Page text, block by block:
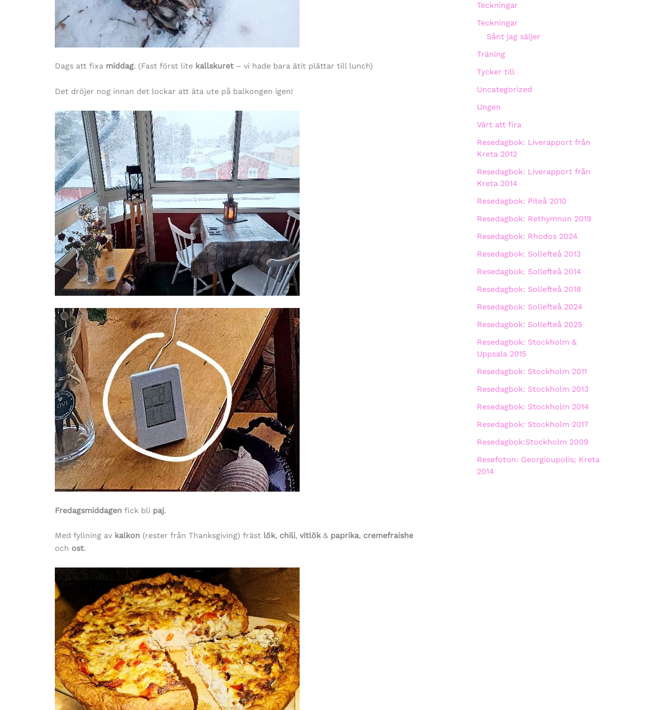
Dags att fixa middag. (Fast först lite kallskuret – vi hade bara ätit plättar till lunch)
Det dröjer nog innan det lockar att äta ute på balkongen igen!
Fredagsmiddagen fick bli paj.
Med fyllning av kalkon (rester från Thanksgiving) fräst lök, chili, vitlök& paprika, cremefraishe
och ost.
Teckningar
Teckningar
Sånt jag säljer
Träning
Tycker till
Uncategorized
Ungen
Värt att fira
Resedagbok: Liverapport från
Kreta 2012
Resedagbok: Liverapport från
Kreta 2014
Resedagbok: Piteå 2010
Resedagbok: Rethymnon 2019
Resedagbok: Rhodos 2024
Resedagbok: Sollefteå 2013
Resedagbok: Sollefteå 2014
Resedagbok: Sollefteå 2018
Resedagbok: Sollefteå 2024
Resedagbok: Sollefteå 2025
Resedagbok: Stockholm &
Uppsala 2015
Resedagbok: Stockholm 2011
Resedagbok: Stockholm 2013
Resedagbok: Stockholm 2014
Resedagbok: Stockholm 2017
Resedagbok:Stockholm 2009
Resefoton: Georgioupolis; Kreta
2014